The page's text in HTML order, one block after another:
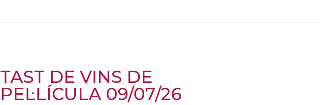
TAST DE VINS DE
PEL·LÍCULA 09/07/26